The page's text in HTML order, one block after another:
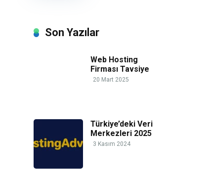
Son Yazılar
Web Hosting
Firması Tavsiye
20 Mart 2025
Türkiye’deki Veri
Merkezleri 2025
3 Kasım 2024